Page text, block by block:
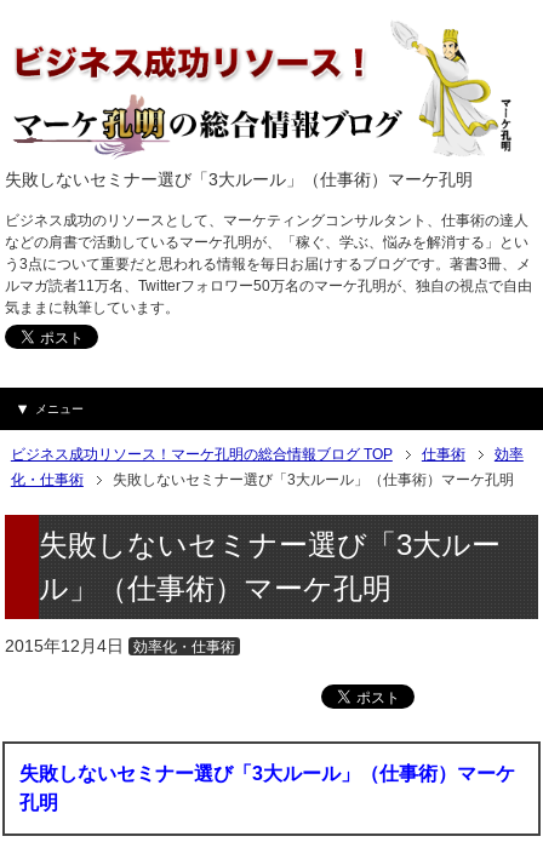
失敗しないセミナー選び「3大ルール」（仕事術）マーケ孔明
ビジネス成功のリソースとして、マーケティングコンサルタント、仕事術の達人
などの肩書で活動しているマーケ孔明が、「稼ぐ、学ぶ、悩みを解消する」とい
う3点について重要だと思われる情報を毎日お届けするブログです。著書3冊、メ
ルマガ読者11万名、Twitterフォロワー50万名のマーケ孔明が、独自の視点で自由
気ままに執筆しています。
メニュー
ビジネス成功リソース！マーケ孔明の総合情報ブログ TOP 仕事術
効率
化・仕事術
失敗しないセミナー選び「3大ルール」（仕事術）マーケ孔明
失敗しないセミナー選び「3大ルー
ル」（仕事術）マーケ孔明
2015年12月4日 効率化・仕事術
失敗しないセミナー選び「3大ルール」（仕事術）マーケ
孔明